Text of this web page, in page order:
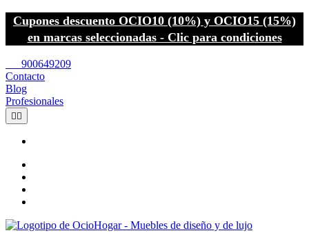
Cupones descuento OCIO10 (10%) y OCIO15 (15%)
en marcas seleccionadas - Clic para condiciones
900649209
Contacto
Blog
Profesionales
 